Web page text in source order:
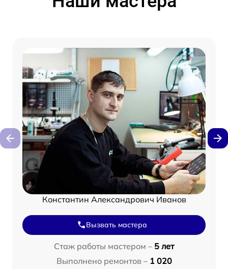
Константин Александрович Иванов
Вызвать мастера
Стаж работы мастером – 5 лет
Выполнено ремонтов – 1 020